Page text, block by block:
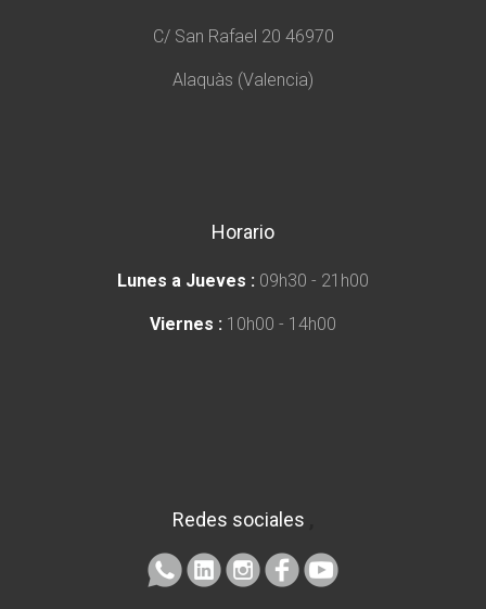
C/ San Rafael 20 46970
Alaquàs (Valencia)
Horario
Lunes a Jueves : 09h30 - 21h00
Viernes : 10h00 - 14h00
Redes sociales